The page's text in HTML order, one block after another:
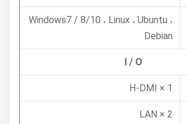
Windows7 / 8/10 ، Linux ، Ubuntu ،
Debian